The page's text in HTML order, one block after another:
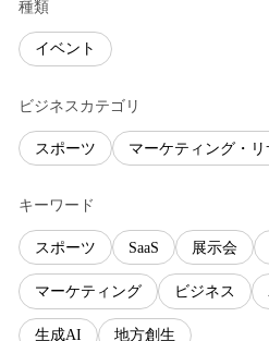
種類
イベント
ビジネスカテゴリ
スポーツ マーケティング・リ
キーワード
スポーツ SaaS 展示会
マーケティング ビジネス
生成AI 地方創生